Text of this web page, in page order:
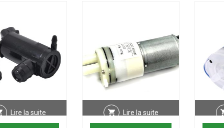
Lire la suite Lire la suite